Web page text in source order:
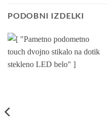
PODOBNI IZDELKI